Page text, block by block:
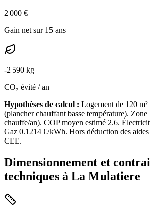
2 000 €
Gain net sur 15 ans
-2 590 kg
CO₂ évité / an
Hypothèses de calcul : Logement de 120
(plancher chauffant basse température). Zone
chauffe/an). COP moyen estimé 2.6.
Gaz 0.1214 €/kWh. Hors déduction des
CEE.
Dimensionnement et
techniques à La Mulatiere